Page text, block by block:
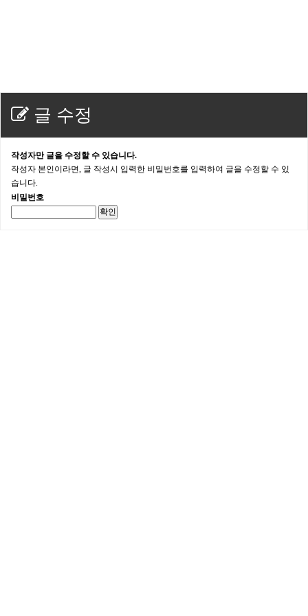
글 수정
작성자만 글을 수정할 수 있습니다.
작성자 본인이라면, 글 작성시 입력한 비밀번호를 입력하여 글을 수정할 수 있
습니다.
비밀번호
확인